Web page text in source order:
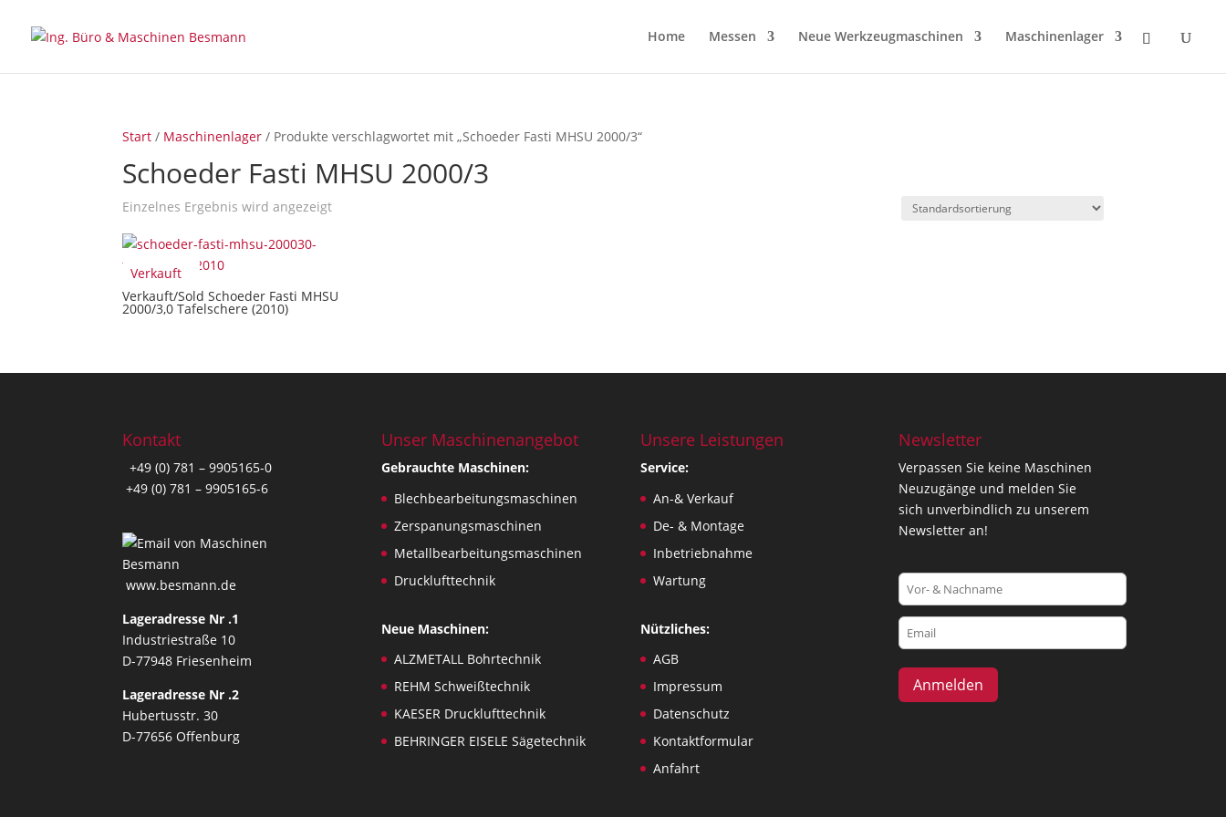
Home Messen Neue Werkzeugmaschinen Maschinenlager
Start / Maschinenlager / Produkte verschlagwortet mit „Schoeder Fasti MHSU 2000/3“
Schoeder Fasti MHSU 2000/3
Einzelnes Ergebnis wird angezeigt
Verkauft
Verkauft/Sold Schoeder Fasti MHSU
2000/3,0 Tafelschere (2010)
Kontakt
+49 (0) 781 – 9905165-0
+49 (0) 781 – 9905165-6
www.besmann.de
Lageradresse Nr .1
Industriestraße 10
D-77948 Friesenheim
Lageradresse Nr .2
Hubertusstr. 30
D-77656 Offenburg
Unser Maschinenangebot
Gebrauchte Maschinen:
Blechbearbeitungsmaschinen
Zerspanungsmaschinen
Metallbearbeitungsmaschinen
Drucklufttechnik
Neue Maschinen:
ALZMETALL Bohrtechnik
REHM Schweißtechnik
KAESER Drucklufttechnik
BEHRINGER EISELE Sägetechnik
Unsere Leistungen
Service:
An-& Verkauf
De- & Montage
Inbetriebnahme
Wartung
Nützliches:
AGB
Impressum
Datenschutz
Kontaktformular
Anfahrt
Newsletter
Verpassen Sie keine Maschinen
Neuzugänge und melden Sie
sich unverbindlich zu unserem
Newsletter an!